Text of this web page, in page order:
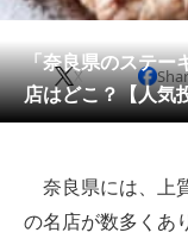
動物
会員記事
メディア
ITの今と未来を見通
「奈良県のステー
店はどこ？【人気
X
奈良県には、上
の名店が数多くあ